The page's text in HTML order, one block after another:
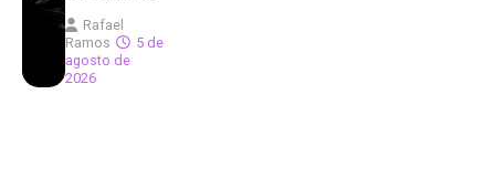
Rafael
Ramos
5 de
agosto de
2026